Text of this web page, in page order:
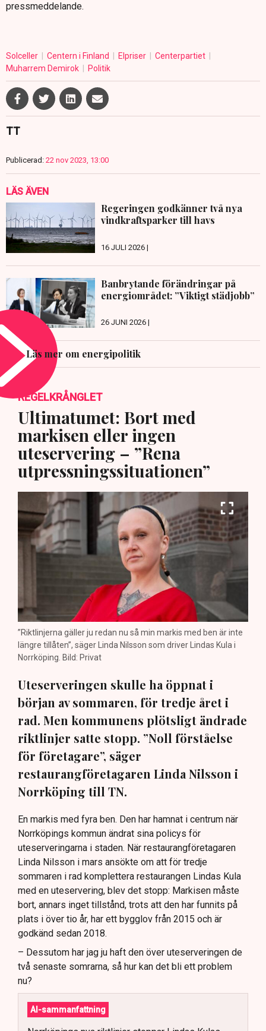
pressmeddelande.
Solceller Centern i Finland Elpriser
Centerpartiet
Muharrem Demirok
Politik
TT
Publicerad: 22 nov 2023, 13:00
LÄS ÄVEN
Regeringen godkänner två nya
vindkraftsparker till havs
16 JULI 2026 |
Banbrytande förändringar på
energiområdet: ”Viktigt städjobb”
26 JUNI 2026 |
Läs mer om energipolitik
REGELKRÅNGLET
Ultimatumet: Bort med
markisen eller ingen
uteservering – ”Rena
utpressningssituationen”
”Riktlinjerna gäller ju redan nu så min markis med ben är inte
längre tillåten”, säger Linda Nilsson som driver Lindas Kula i
Norrköping. Bild: Privat
Uteserveringen skulle ha öppnat i
början av sommaren, för tredje året i
rad. Men kommunens plötsligt ändrade
riktlinjer satte stopp. ”Noll förståelse
för företagare”, säger
restaurangföretagaren Linda Nilsson i
Norrköping till TN.
En markis med fyra ben. Den har hamnat i centrum när
Norrköpings kommun ändrat sina policys för
uteserveringarna i staden. När restaurangföretagaren
Linda Nilsson i mars ansökte om att för tredje
sommaren i rad komplettera restaurangen Lindas Kula
med en uteservering, blev det stopp: Markisen måste
bort, annars inget tillstånd, trots att den har funnits på
plats i över tio år, har ett bygglov från 2015 och är
godkänd sedan 2018.
– Dessutom har jag ju haft den över uteserveringen de
två senaste somrarna, så hur kan det bli ett problem
nu?
AI-sammanfattning